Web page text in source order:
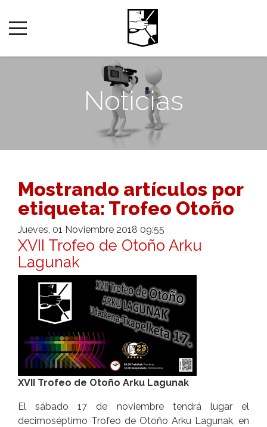
Noticias
Mostrando artículos por
etiqueta: Trofeo Otoño
Jueves, 01 Noviembre 2018 09:55
XVII Trofeo de Otoño Arku
Lagunak
XVII Trofeo de Otoño Arku Lagunak
El sábado 17 de noviembre tendrá lugar el
decimoséptimo Trofeo de Otoño Arku Lagunak, en